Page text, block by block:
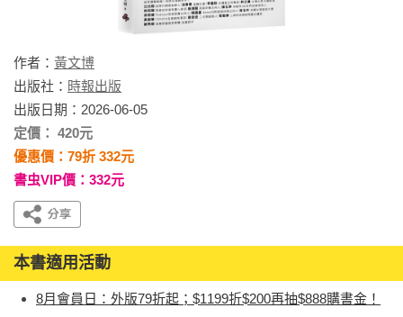
作者： 黃文博
出版社： 時報出版
出版日期：2026-06-05
定價： 420元
優惠價：79折 332元
書虫VIP價：332元
本書適用活動
8月會員日：外版79折起；$1199折$200再抽$888購書金！